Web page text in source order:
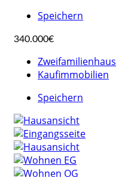
Speichern
340.000€
Zweifamilienhaus
Kaufimmobilien
Speichern